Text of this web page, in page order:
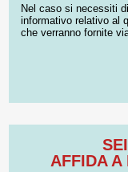
Nel caso si necessiti di
informativo relativo al
che verranno fornite
AFFIDA A